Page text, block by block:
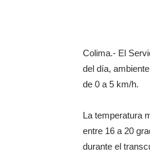
Colima.- El
del día,
de 0 a 5 km/h.
La temperatura
entre 16 a 20
durante el